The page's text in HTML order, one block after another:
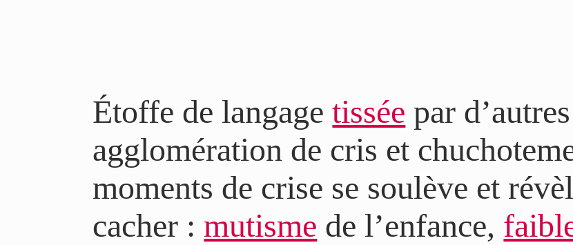
Étoffe de langagetissée par
agglomération de cris et
moments de crise se soulève et
cacher : mutisme de l’enfance,